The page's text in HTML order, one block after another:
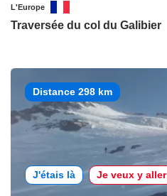
L'Europe
Traversée du col du Galibier
Distance 298 km
J'étais là Je veux y aller